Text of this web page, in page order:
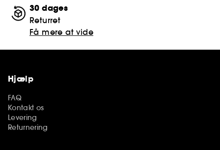
30 dages
Returret
Få mere at vide
Hjælp
FAQ
Kontakt os
Levering
Returnering